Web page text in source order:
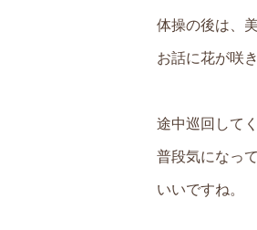
体操の後は、
お話に花が咲
途中巡回して
普段気になっ
いいですね。